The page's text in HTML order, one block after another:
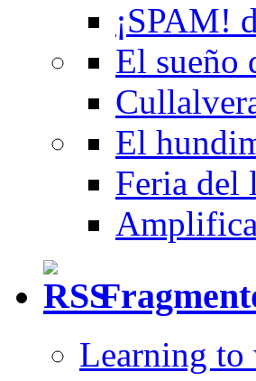
¡SPAM!
El sueño
El
Feria del
Learning to